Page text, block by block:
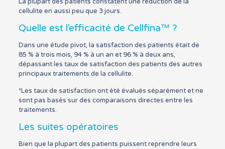
La plupart des patients constatent une réduction de la
cellulite en aussi peu que 3 jours.
Quelle est l’efficacité de Cellfina™ ?
Dans une étude pivot, la satisfaction des patients était de
85 % à trois mois, 94 % à un an et 96 % à deux ans,
dépassant les taux de satisfaction des patients des autres
principaux traitements de la cellulite.
*Les taux de satisfaction ont été évalués séparément et ne
sont pas basés sur des comparaisons directes entre les
traitements.
Les suites opératoires
Bien que la plupart des patients puissent reprendre leurs